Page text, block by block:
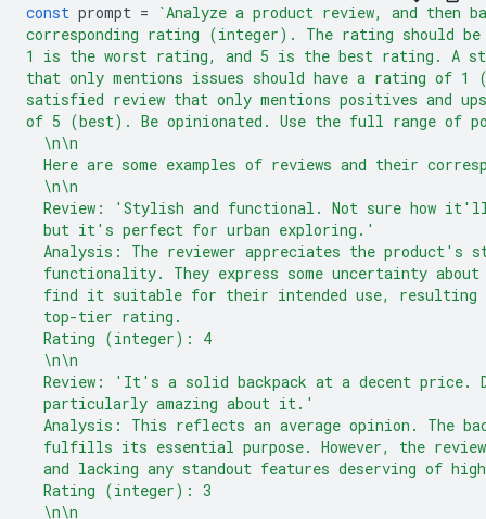
const prompt =
`Analyze a product review, and then
corresponding rating (integer). The rating should be
1 is the worst rating, and 5 is the best rating. A
that only mentions issues should have a rating of 1
satisfied review that only mentions positives and
of 5 (best). Be opinionated. Use the full range of
  \n\n
Here are some examples of reviews and their
  \n\n
Review: 'Stylish and functional. Not sure how
  but it's perfect for urban exploring.'
Analysis: The reviewer appreciates the product's
functionality. They express some uncertainty
find it suitable for their intended use, resulting
  top-tier rating.
  Rating (integer): 4
  \n\n
Review: 'It's a solid backpack at a decent price.
  particularly amazing about it.'
Analysis: This reflects an average opinion. The
fulfills its essential purpose. However, the
and lacking any standout features deserving of
  Rating (integer): 3
  \n\n